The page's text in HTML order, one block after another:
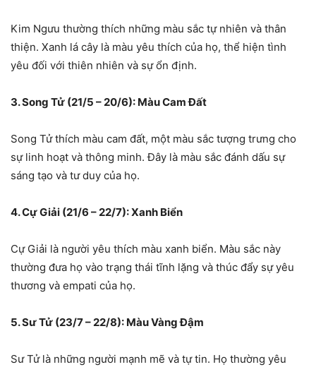
Kim Ngưu thường thích những màu sắc tự nhiên và thân
thiện. Xanh lá cây là màu yêu thích của họ, thể hiện tình
yêu đối với thiên nhiên và sự ổn định.
3. Song Tử (21/5 – 20/6): Màu Cam Đất
Song Tử thích màu cam đất, một màu sắc tượng trưng cho
sự linh hoạt và thông minh. Đây là màu sắc đánh dấu sự
sáng tạo và tư duy của họ.
4. Cự Giải (21/6 – 22/7): Xanh Biển
Cự Giải là người yêu thích màu xanh biển. Màu sắc này
thường đưa họ vào trạng thái tĩnh lặng và thúc đẩy sự yêu
thương và empati của họ.
5. Sư Tử (23/7 – 22/8): Màu Vàng Đậm
Sư Tử là những người mạnh mẽ và tự tin. Họ thường yêu